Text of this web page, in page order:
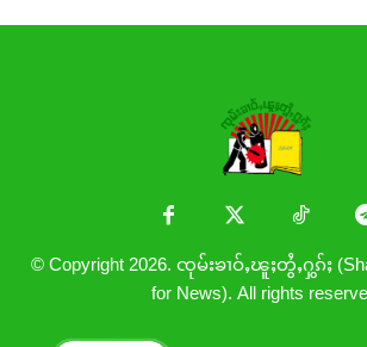
© Copyright 2026. ၸုမ်းၶၢဝ်ႇၽူႈတွႆႇႁွၵ်ႈ
for News). All rights